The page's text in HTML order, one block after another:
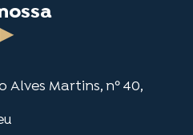
▶
Alves Martins, nº 40,